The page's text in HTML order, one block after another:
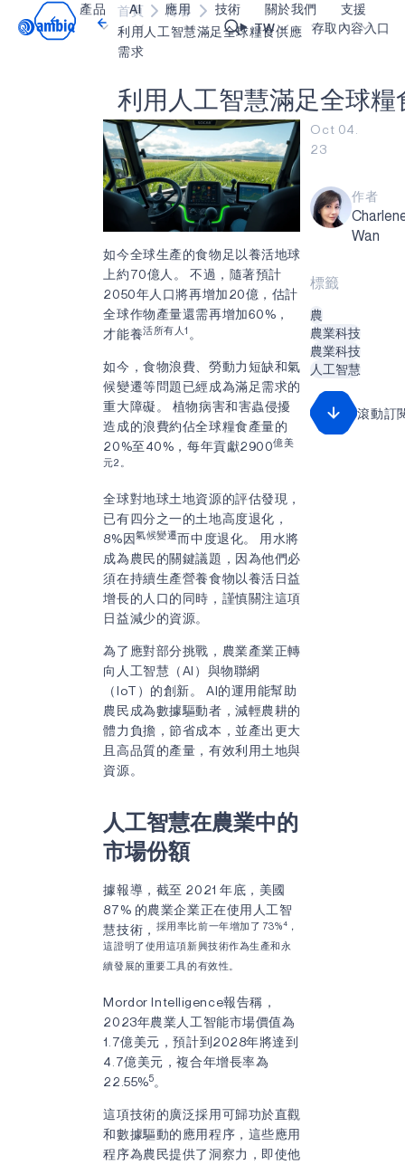
產品 AI 應用
醫療保健
工業邊緣
智能遙控器
智慧家庭和建築
智慧卡
可穿戴設備
遊戲
耳戴式裝置
技術
blueSPOT
graphiqSPOT
neuralSPOT
secureSPOT
SPOT
turboSPOT
關於我們
部落格
職業
讓我們共同建設未來
活動
投資者關係
訊息
合作成功亮點
為什麼選擇 Ambiq
什麼是邊緣 AI？
支援
內容入口網
我們的合作
資源
購買地點
TW 存取內容入口
首頁
博客
利用人工智慧滿足全球糧食供應
需求
利 用 人工智慧滿足全球糧
如今全球生產的食物足以養活地球
上約70億人。 不過，隨著預計
2050年人口將再增加20億，估計
全球作物產量還需再增加60%，
才能養活所有人1 。
如今，食物浪費、勞動力短缺和氣
候變遷等問題已經成為滿足需求的
重大障礙。 植物病害和害蟲侵擾
造成的浪費約佔全球糧食產量的
20%至40%，每年貢獻2900億美
元2。
全球對地球土地資源的評估發現，
已有四分之一的土地高度退化，
8%因氣候變遷而中度退化。 用水將
成為農民的關鍵議題，因為他們必
須在持續生產營養食物以養活日益
增長的人口的同時，謹慎關注這項
日益減少的資源。
為了應對部分挑戰，農業產業正轉
向人工智慧（AI）與物聯網
（IoT）的創新。 AI的運用能幫助
農民成為數據驅動者，減輕農耕的
體力負擔，節省成本，並產出更大
且高品質的產量，有效利用土地與
資源。
人工智慧在農業中的
市場份額
據報導，截至 2021 年底，美國
87% 的農業企業正在使用人工智
慧技術， 採用率比前一年增加了 73%4 ，
這證明了使用這項新興技術作為生產和永
續發展的重要工具的有效性。
Mordor Intelligence報告稱，
2023年農業人工智能市場價值為
1.7億美元，預計到2028年將達到
4.7億美元，複合年增長率為
22.55%5。
這項技術的廣泛採用可歸功於直觀
和數據驅動的應用程序，這些應用
程序為農民提供了洞察力，即使他
Oct 04.
23
作者
Wan
標籤
農
農業科技
農業科技
人工智慧
滾動訂
Video title
OK